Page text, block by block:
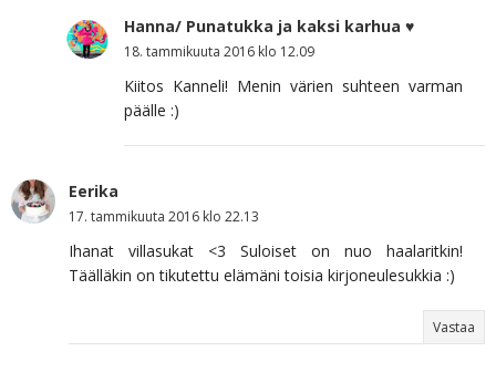
Hanna/ Punatukka ja kaksi karhua ♥
18. tammikuuta 2016 klo 12.09
Kiitos Kanneli! Menin värien suhteen varman
päälle :)
Eerika
17. tammikuuta 2016 klo 22.13
Ihanat villasukat <3 Suloiset on nuo haalaritkin!
Täälläkin on tikutettu elämäni toisia kirjoneulesukkia :)
Vastaa